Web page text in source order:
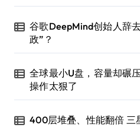
谷歌DeepMind创始人辞
政”？
全球最小U盘，容量却碾
操作太狠了
400层堆叠、性能翻倍 三